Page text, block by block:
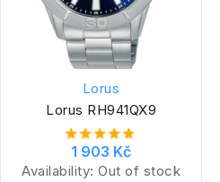
Lorus
Lorus RH941QX9
1 903 Kč
Availability: Out of stock